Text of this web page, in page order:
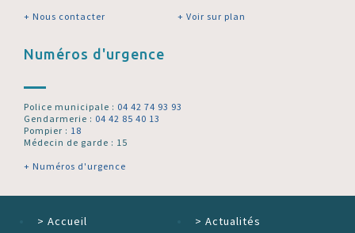
+ Nous contacter
+ Voir sur plan
Numéros d'urgence
Police municipale : 04 42 74 93 93
Gendarmerie : 04 42 85 40 13
Pompier : 18
Médecin de garde : 15
+ Numéros d'urgence
> Accueil > Actualités